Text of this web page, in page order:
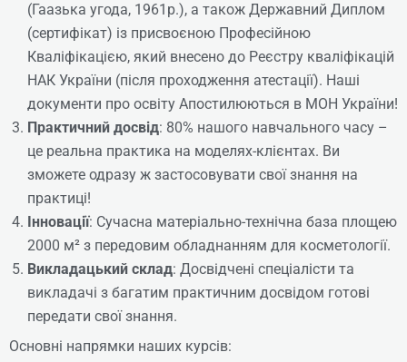
Косметолог-естетист. Профі-
рівень + мезотерапія та
біоревіталізація (Професійна
Кваліфікація: Косметик)
Online | Offline
Детальніше
(Гаазька угода, 1961р.), а також Державний Диплом
(сертифікат) із присвоєною Професійною
Кваліфікацією, який внесено до Реєстру кваліфікацій
НАК України (після проходження атестації). Наші
документи про освіту Апостилюються в МОН України!
Практичний досвід: 80% нашого навчального часу –
це реальна практика на моделях-клієнтах. Ви
зможете одразу ж застосовувати свої знання на
практиці!
Інновації: Сучасна матеріально-технічна база площею
2000 м² з передовим обладнанням для косметології.
Викладацький склад: Досвідчені спеціалісти та
викладачі з багатим практичним досвідом готові
передати свої знання.
Основні напрямки наших курсів: